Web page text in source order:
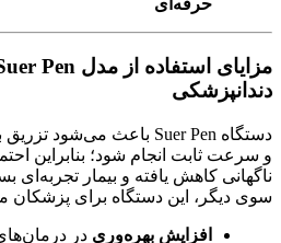
حرفه‌ای
دندانپزشکی
دستگاه Suer Pen باعث می‌شود تزریق بی‌حسی با
و سرعت ثابت انجام شود؛ بنابراین
ناگهانی کاهش یافته و بیمار تجربه‌ای
سوی دیگر، این دستگاه برای پزشکان
افزایش بهره‌وری در